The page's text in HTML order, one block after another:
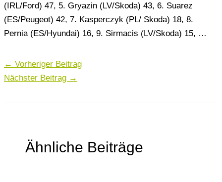
(IRL/Ford) 47, 5. Gryazin (LV/Skoda) 43, 6. Suarez
(ES/Peugeot) 42, 7. Kasperczyk (PL/ Skoda) 18, 8.
Pernia (ES/Hyundai) 16, 9. Sirmacis (LV/Skoda) 15, …
← Vorheriger Beitrag
Nächster Beitrag →
Ähnliche Beiträge